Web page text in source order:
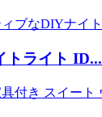
トライト ID...